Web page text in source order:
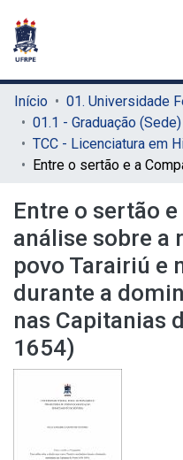
Início
01.1 - Graduação (Sede)
Entre o sertão
análise sobre a
povo Tarairiú e
durante a
nas Capitanias
1654)